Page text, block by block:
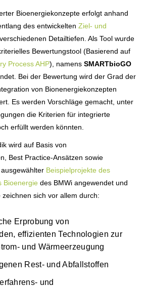
Bioenergiekonzepte erfolgt anhand
des entwickelten Ziel- und
Detailtiefen. Als Tool wurde
Bewertungstool (Basierend auf
Process AHP), namens SMARTbioGO
Bei der Bewertung wird der Grad der
von Bionenergiekonzepten
Es werden Vorschläge gemacht, unter
die Kriterien für integrierte
erfüllt werden könnten.
wird auf Basis von
Best Practice-Ansätzen sowie
Beispielprojekte des
Bioenergie des BMWi angewendet und
sich vor allem durch:
Erprobung von
effizienten Technologien zur
und Wärmeerzeugung
Rest- und Abfallstoffen
und